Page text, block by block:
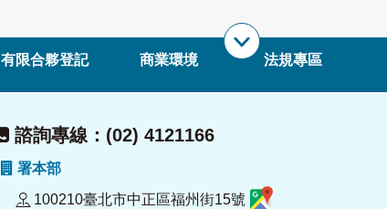
有限合夥登記 商業環境 法規專區
諮詢專線：(02) 4121166
署本部
100210臺北市中正區福州街15號